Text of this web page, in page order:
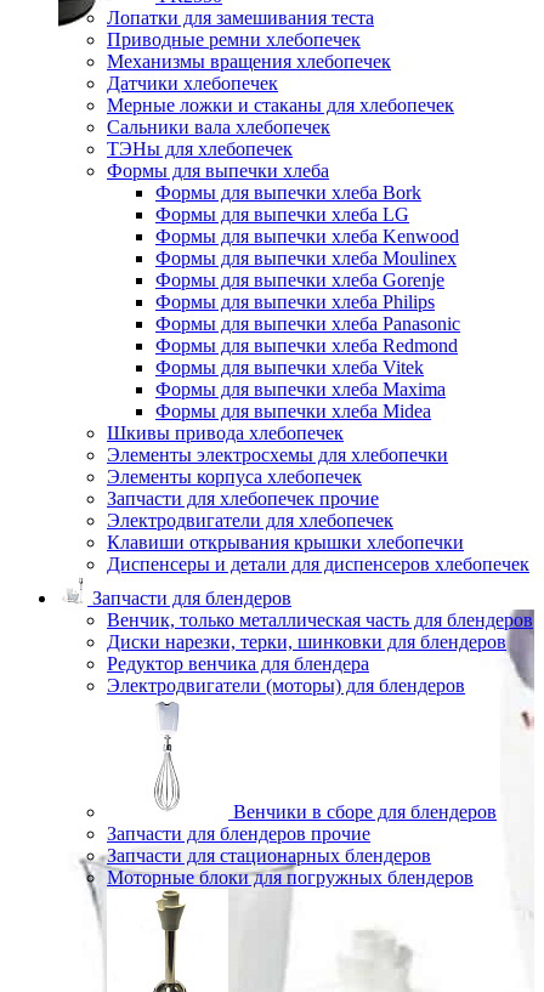
Лопатки для замешивания теста
Приводные ремни хлебопечек
Механизмы вращения хлебопечек
Датчики хлебопечек
Мерные ложки и стаканы для хлебопечек
Сальники вала хлебопечек
ТЭНы для хлебопечек
Формы для выпечки хлеба
Формы для выпечки хлеба Bork
Формы для выпечки хлеба LG
Формы для выпечки хлеба Kenwood
Формы для выпечки хлеба Moulinex
Формы для выпечки хлеба Gorenje
Формы для выпечки хлеба Philips
Формы для выпечки хлеба Panasonic
Формы для выпечки хлеба Redmond
Формы для выпечки хлеба Vitek
Формы для выпечки хлеба Maxima
Формы для выпечки хлеба Midea
Шкивы привода хлебопечек
Элементы электросхемы для хлебопечки
Элементы корпуса хлебопечек
Запчасти для хлебопечек прочие
Электродвигатели для хлебопечек
Клавиши открывания крышки хлебопечки
Диспенсеры и детали для диспенсеров хлебопечек
Запчасти для блендеров
Венчик, только металлическая часть для блендеров
Диски нарезки, терки, шинковки для блендеров
Редуктор венчика для блендера
Электродвигатели (моторы) для блендеров
Венчики в сборе для блендеров
Запчасти для блендеров прочие
Запчасти для стационарных блендеров
Моторные блоки для погружных блендеров